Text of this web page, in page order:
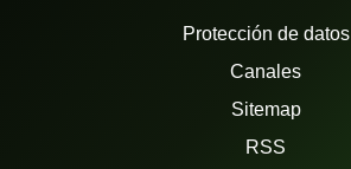
Protección de datos
Canales
Sitemap
RSS